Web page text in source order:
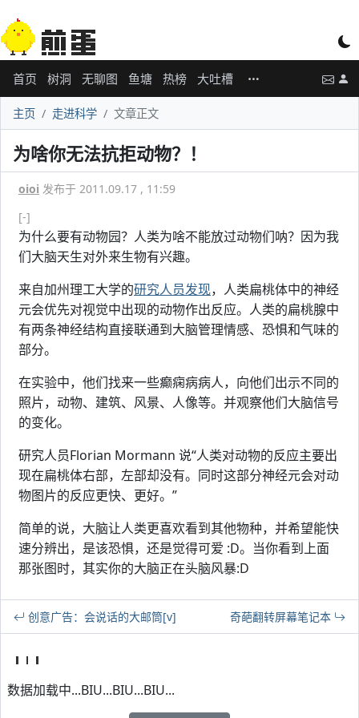
首页 树洞 无聊图 鱼塘 热榜 大吐槽
主页 走进科学 文章正文
为啥你无法抗拒动物？！
oioi 发布于 2011.09.17 , 11:59
[-]
为什么要有动物园？人类为啥不能放过动物们呐？因为我
们大脑天生对外来生物有兴趣。
来自加州理工大学的研究人员发现，人类扁桃体中的神经
元会优先对视觉中出现的动物作出反应。人类的扁桃腺中
有两条神经结构直接联通到大脑管理情感、恐惧和气味的
部分。
在实验中，他们找来一些癫痫病病人，向他们出示不同的
照片，动物、建筑、风景、人像等。并观察他们大脑信号
的变化。
研究人员Florian Mormann 说“人类对动物的反应主要出
现在扁桃体右部，左部却没有。同时这部分神经元会对动
物图片的反应更快、更好。”
简单的说，大脑让人类更喜欢看到其他物种，并希望能快
速分辨出，是该恐惧，还是觉得可爱 :D。当你看到上面
那张图时，其实你的大脑正在头脑风暴:D
创意广告：会说话的大邮筒[v] 奇葩翻转屏幕笔记本
数据加载中...BIU...BIU...BIU...